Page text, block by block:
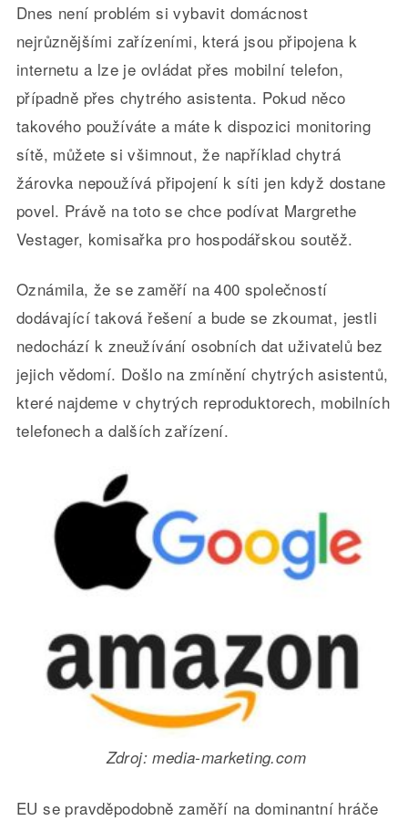
Dnes není problém si vybavit domácnost
nejrůznějšími zařízeními, která jsou připojena k
internetu a lze je ovládat přes mobilní telefon,
případně přes chytrého asistenta. Pokud něco
takového používáte a máte k dispozici monitoring
sítě, můžete si všimnout, že například chytrá
žárovka nepoužívá připojení k síti jen když dostane
povel. Právě na toto se chce podívat Margrethe
Vestager, komisařka pro hospodářskou soutěž.
Oznámila, že se zaměří na 400 společností
dodávající taková řešení a bude se zkoumat, jestli
nedochází k zneužívání osobních dat uživatelů bez
jejich vědomí. Došlo na zmínění chytrých asistentů,
které najdeme v chytrých reproduktorech, mobilních
telefonech a dalších zařízení.
Zdroj: media-marketing.com
EU se pravděpodobně zaměří na dominantní hráče